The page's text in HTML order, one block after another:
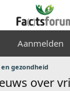
Aanmelden
gezondheid
over